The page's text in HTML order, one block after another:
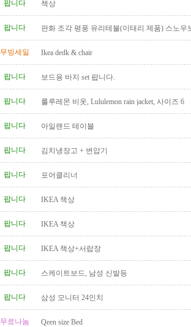
팝니다 책상
팝니다
판화 조각 평풍 유리테불(이태리 제품) 스노우
무빙세일
Ikea dedk & chair
팝니다 보드용 바지 set 팝니다.
팝니다 룰루레몬 비옷, Lululemon rain jacket, 사이즈 6
팝니다 아일랜드 테이블
팝니다 김치냉장고 + 변압기
팝니다 포어클리너
팝니다 IKEA 책상
팝니다 IKEA 책상
팝니다 IKEA 책상+서랍장
팝니다 스케이트보드, 남성 신발등
팝니다 삼성 모니터 24인치
무료나눔 Qeen size Bed